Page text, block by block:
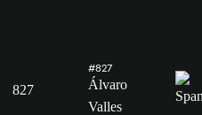
827
#827
Álvaro
Valles